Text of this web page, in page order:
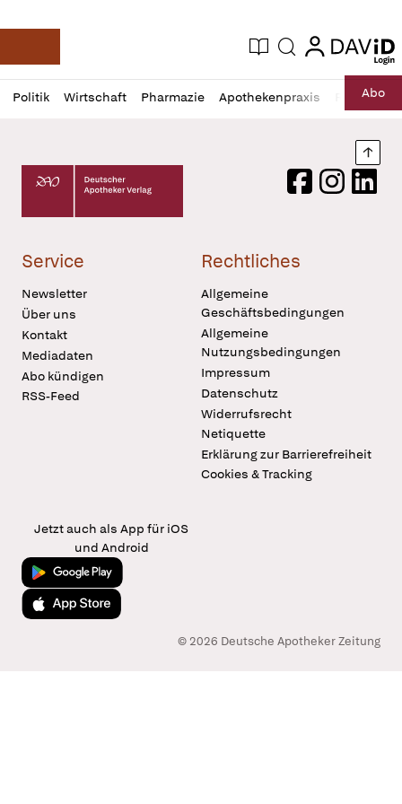
Deutsche Apotheker Zeitung
Aktuelle Ausgabe
Suche login
login
Politik Wirtschaft Pharmazie Apothekenpraxis RechtAbo
Profil
öffnen
Daz
Pur
Deutscher Apotheker Verlag Logo
FacebookInstagram
Service
Newsletter
Über uns
Kontakt
Mediadaten
Abo kündigen
RSS-Feed
Rechtliches
Allgemeine
Geschäftsbedingungen
Allgemeine
Nutzungsbedingungen
Impressum
Datenschutz
Widerrufsrecht
Netiquette
Erklärung zur Barrierefreiheit
Cookies & Tracking
Jetzt auch als App für iOS
und Android
Jetzt bei Google Play
Laden im App Store
© 2026 Deutsche Apotheker Zeitung